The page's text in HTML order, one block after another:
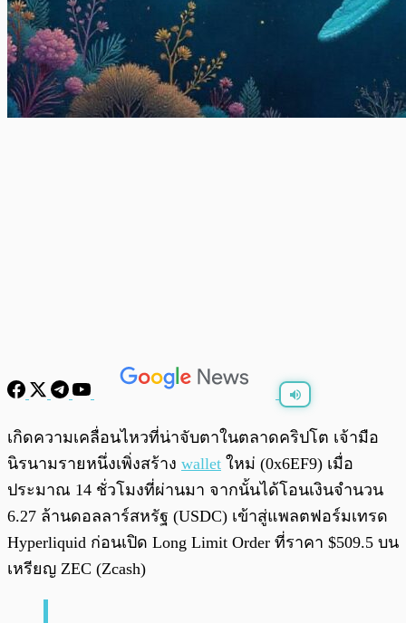
พร้อมเล่น 0:00 /0:00
เกิดความเคลื่อนไหวที่น่าจับตาในตลาดคริปโต เจ้ามือ
นิรนามรายหนึ่งเพิ่งสร้าง wallet ใหม่ (0x6EF9) เมื่อ
ประมาณ 14 ชั่วโมงที่ผ่านมา จากนั้นได้โอนเงินจำนวน
6.27 ล้านดอลลาร์สหรัฐ (USDC) เข้าสู่แพลตฟอร์มเทรด
Hyperliquid ก่อนเปิด Long Limit Order ที่ราคา $509.5 บน
เหรียญ ZEC (Zcash)